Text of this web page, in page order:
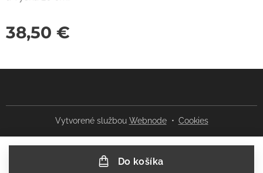
38,50 €
Do košíka
Vytvorené službou Webnode Cookies